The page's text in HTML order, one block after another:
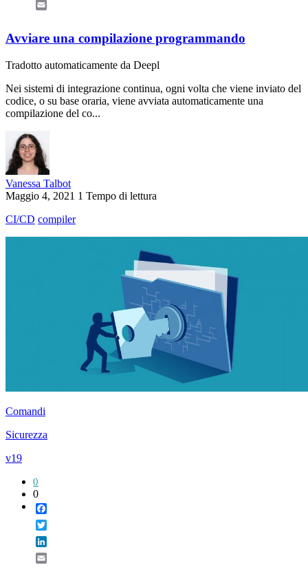
Avviare una compilazione programmando
Tradotto automaticamente da Deepl
Nei sistemi di integrazione continua, ogni volta che viene inviato del
codice, o su base oraria, viene avviata automaticamente una
compilazione del co...
Vanessa Talbot
Maggio 4, 2021 1 Tempo di lettura
CI/CD compiler
Comandi
Sicurezza
v19
0
0